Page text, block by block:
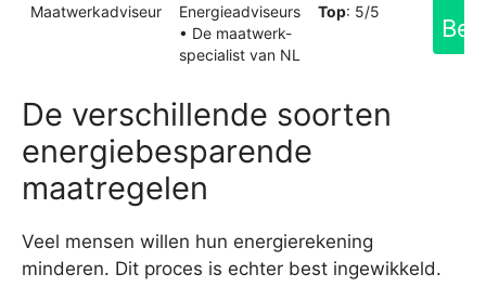
Maatwerkadviseur
Energieadviseurs
• De maatwerk-
specialist van NL
Top: 5/5
De verschillende soorten
energiebesparende
maatregelen
Veel mensen willen hun energierekening
minderen. Dit proces is echter best ingewikkeld.